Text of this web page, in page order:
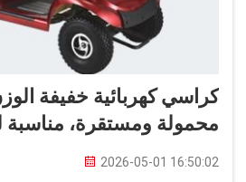
كراسي كهربائية خفيفة
محمولة ومستقرة، مناسبة
2026-05-01 16:50:02